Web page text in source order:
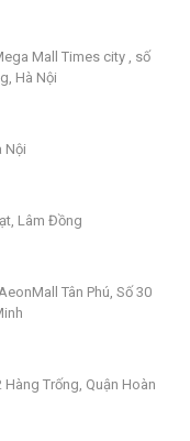
Mall Times city , số
Hà Nội
Nội
Lâm Đồng
Tân Phú, Số 30
Hàng Trống, Quận Hoàn